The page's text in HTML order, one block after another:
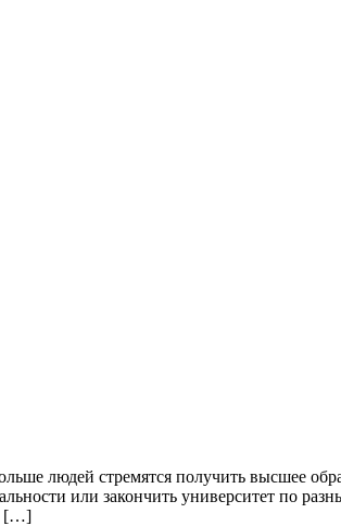
людей стремятся получить высшее
или закончить университет по
[…]